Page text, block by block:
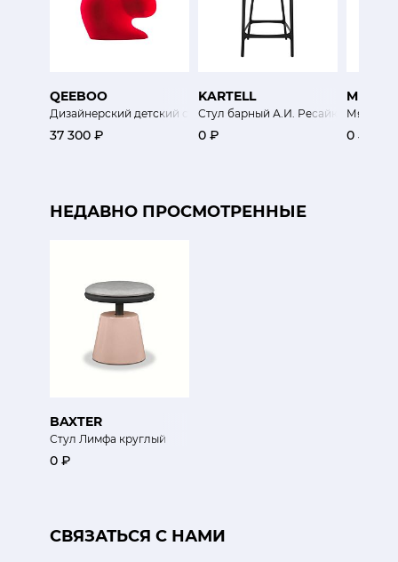
QEEBOO
Дизайнерский детский стул Кролик
37 300 ₽
KARTELL
Стул барный А.И. Ресайкл
0 ₽
Мягкий
0 ₽
НЕДАВНО ПРОСМОТРЕННЫЕ
BAXTER
Стул Лимфа круглый
0 ₽
CВЯЗАТЬСЯ С НАМИ